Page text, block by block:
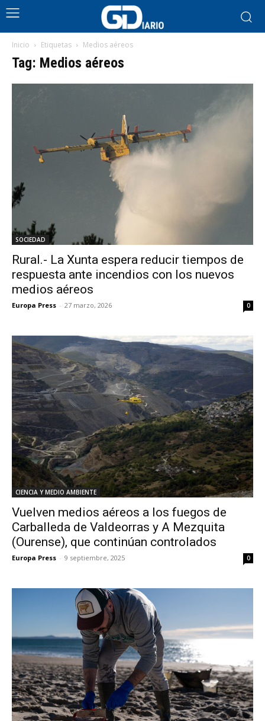
Inicio Etiquetas Medios aéreos
Tag: Medios aéreos
SOCIEDAD
Rural.- La Xunta espera reducir tiempos de
respuesta ante incendios con los nuevos
medios aéreos
Europa Press - 27 marzo, 2026 0
CIENCIA Y MEDIO AMBIENTE
Vuelven medios aéreos a los fuegos de
Carballeda de Valdeorras y A Mezquita
(Ourense), que continúan controlados
Europa Press - 9 septiembre, 2025 0